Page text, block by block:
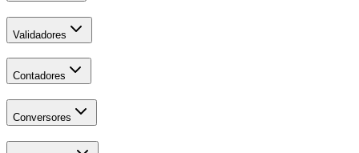
Validadores
Contadores
Conversores